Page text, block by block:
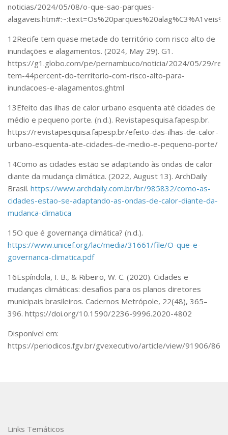
noticias/2024/05/08/o-que-sao-parques-
12Recife tem quase metade do território com risco alto de
inundações e alagamentos. (2024, May 29). G1.
https://g1.globo.com/pe/pernambuco/noticia/2024/05/29/
tem-44percent-do-territorio-com-risco-alto-para-
inundacoes-e-alagamentos.ghtml
13Efeito das ilhas de calor urbano esquenta até cidades de
médio e pequeno porte. (n.d.). Revistapesquisa.fapesp.br.
https://revistapesquisa.fapesp.br/efeito-das-ilhas-de-calor-
urbano-esquenta-ate-cidades-de-medio-e-pequeno-porte/
14Como as cidades estão se adaptando às ondas de calor
diante da mudança climática. (2022, August 13). ArchDaily
Brasil. https://www.archdaily.com.br/br/985832/como-as-
cidades-estao-se-adaptando-as-ondas-de-calor-diante-da-
mudanca-climatica
15O que é governança climática? (n.d.).
https://www.unicef.org/lac/media/31661/file/O-que-e-
governanca-climatica.pdf
16Espíndola, I. B., & Ribeiro, W. C. (2020). Cidades e
mudanças climáticas: desafios para os planos diretores
municipais brasileiros. Cadernos Metrópole, 22(48), 365–
396. https://doi.org/10.1590/2236-9996.2020-4802
Disponível em:
https://periodicos.fgv.br/gvexecutivo/article/view/91906/
Links Temáticos